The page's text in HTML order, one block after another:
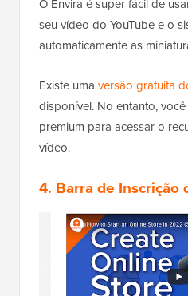
O Envira é super fácil de
seu vídeo do YouTube e o
automaticamente as
Existe uma versão gratuita
disponível. No entanto,
premium para acessar o
vídeo.
4. Barra de Inscrição